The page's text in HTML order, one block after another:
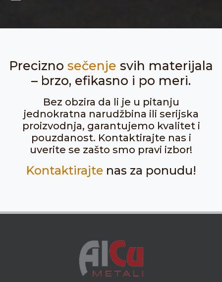
Precizno sečenje svih materijala
– brzo, efikasno i po meri.
Bez obzira da li je u pitanju
jednokratna narudžbina ili serijska
proizvodnja, garantujemo kvalitet i
pouzdanost. Kontaktirajte nas i
uverite se zašto smo pravi izbor!
Kontaktirajtenas za ponudu!